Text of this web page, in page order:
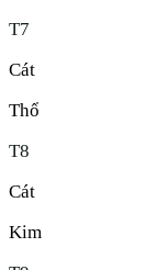
T7
Cát
Thổ
T8
Cát
Kim